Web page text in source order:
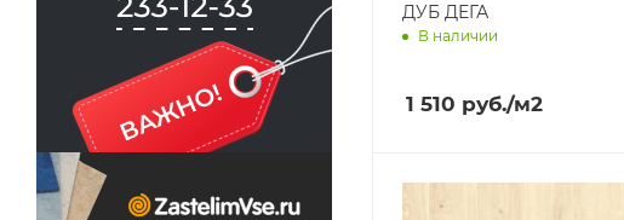
ДУБ ДЕГА
В наличии
1 510 руб./м2